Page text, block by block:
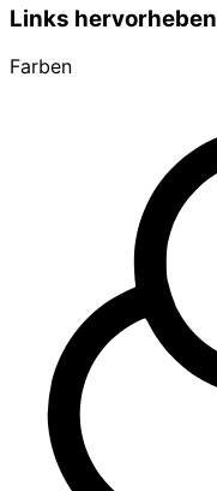
Links hervorheben
Farben